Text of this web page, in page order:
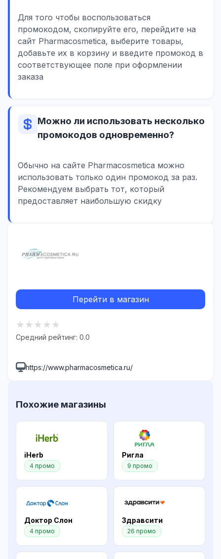
Перейти в магазин
★★★★★
Средний рейтинг: 0.0
https://www.pharmacosmetica.ru/
Похожие магазины
iHerb
4 промо
Ригла
9 промо
Доктор Слон
4 промо
Здравсити
26 промо
Для того чтобы воспользоваться
промокодом, скопируйте его, перейдите на
сайт Pharmacosmetica, выберите товары,
добавьте их в корзину и введите промокод в
соответствующее поле при оформлении
заказа
Можно ли использовать несколько
промокодов одновременно?
Обычно на сайте Pharmacosmetica можно
использовать только один промокод за раз.
Рекомендуем выбрать тот, который
предоставляет наибольшую скидку